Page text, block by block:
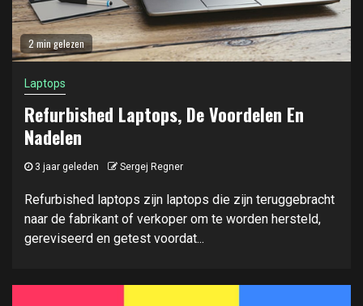
2 min gelezen
Laptops
Refurbished Laptops, De Voordelen En
Nadelen
3 jaar geleden Sergej Regner
Refurbished laptops zijn laptops die zijn teruggebracht
naar de fabrikant of verkoper om te worden hersteld,
gereviseerd en getest voordat...